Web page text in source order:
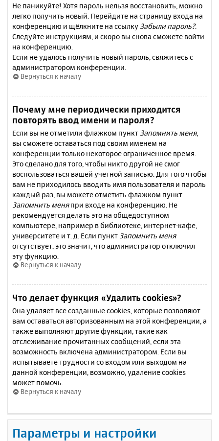
Не паникуйте! Хотя пароль нельзя восстановить, можно
легко получить новый. Перейдите на страницу входа на
конференцию и щёлкните на ссылку Забыли пароль?.
Следуйте инструкциям, и скоро вы снова сможете войти
на конференцию.
Если не удалось получить новый пароль, свяжитесь с
администратором конференции.
Вернуться к началу
Почему мне периодически приходится
повторять ввод имени и пароля?
Если вы не отметили флажком пункт Запомнить меня,
вы сможете оставаться под своим именем на
конференции только некоторое ограниченное время.
Это сделано для того, чтобы никто другой не смог
воспользоваться вашей учётной записью. Для того чтобы
вам не приходилось вводить имя пользователя и пароль
каждый раз, вы можете отметить флажком пункт
Запомнить меняпри входе на конференцию. Не
рекомендуется делать это на общедоступном
компьютере, например в библиотеке, интернет-кафе,
университете и т. д. Если пункт Запомнить меня
отсутствует, это значит, что администратор отключил
эту функцию.
Вернуться к началу
Что делает функция «Удалить cookies»?
Она удаляет все созданные cookies, которые позволяют
вам оставаться авторизованным на этой конференции, а
также выполняют другие функции, такие как
отслеживание прочитанных сообщений, если эта
возможность включена администратором. Если вы
испытываете трудности со входом или выходом на
данной конференции, возможно, удаление cookies
может помочь.
Вернуться к началу
Параметры и настройки